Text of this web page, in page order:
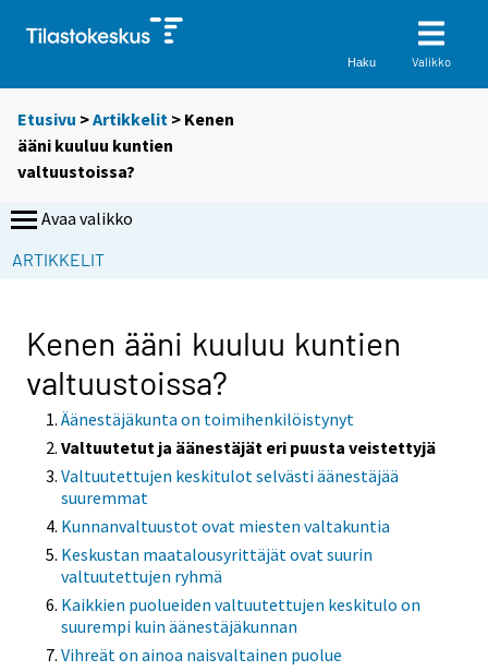
Haku Valikko
Etusivu >Artikkelit > Kenen
ääni kuuluu kuntien
valtuustoissa?
Avaa valikko
ARTIKKELIT
Kenen ääni kuuluu kuntien
valtuustoissa?
Äänestäjäkunta on toimihenkilöistynyt
Valtuutetut ja äänestäjät eri puusta veistettyjä
Valtuutettujen keskitulot selvästi äänestäjää
suuremmat
Kunnanvaltuustot ovat miesten valtakuntia
Keskustan maatalousyrittäjät ovat suurin
valtuutettujen ryhmä
Kaikkien puolueiden valtuutettujen keskitulo on
suurempi kuin äänestäjäkunnan
Vihreät on ainoa naisvaltainen puolue